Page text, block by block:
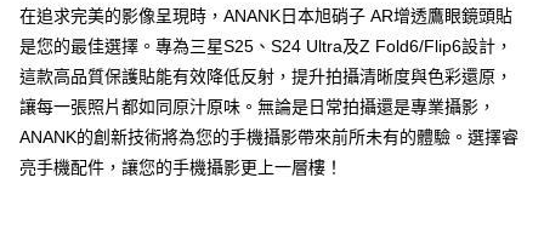
每筆NT$65，滿NT$690(含以上)免運費
宅配
每筆NT$100，滿NT$990(含以上)免運費
在追求完美的影像呈現時，ANANK日本旭硝子 AR增透鷹眼鏡頭貼
是您的最佳選擇。專為三星S25、S24 Ultra及Z Fold6/Flip6設計，
這款高品質保護貼能有效降低反射，提升拍攝清晰度與色彩還原，
讓每一張照片都如同原汁原味。無論是日常拍攝還是專業攝影，
ANANK的創新技術將為您的手機攝影帶來前所未有的體驗。選擇睿
亮手機配件，讓您的手機攝影更上一層樓！